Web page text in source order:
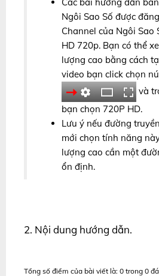
Ngôi Sao Số được
Channel của Ngôi Sao
HD 720p. Bạn có thể
lượng cao bằng cách
video bạn click chọn
và
bạn chọn 720P HD.
Lưu ý nếu đường
mới chọn tính năng
lượng cao cần một
ổn định.
2. Nội dung hướng dẫn.
Tổng số điểm của bài viết là: 0 trong 0